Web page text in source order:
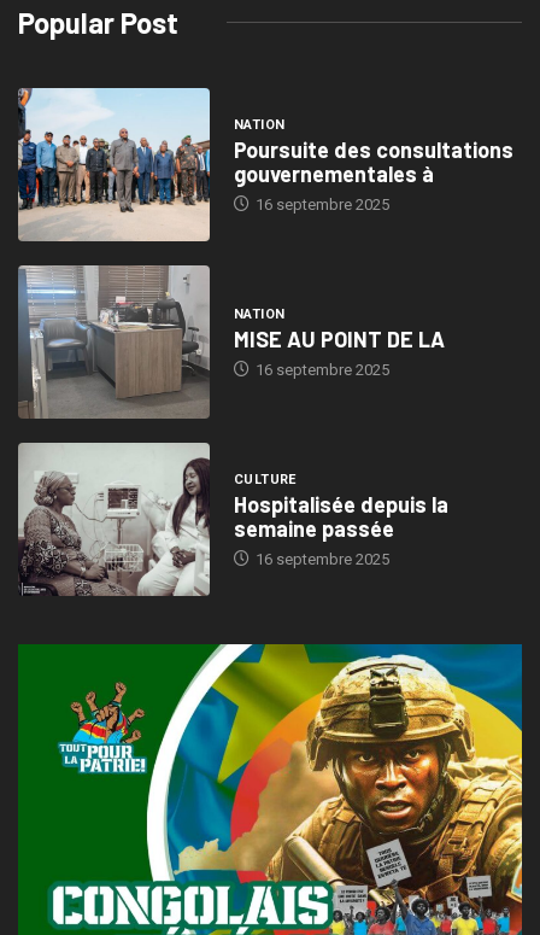
Popular Post
NATION
Poursuite des consultations
gouvernementales à
16 septembre 2025
NATION
MISE AU POINT DE LA
16 septembre 2025
CULTURE
Hospitalisée depuis la
semaine passée
16 septembre 2025